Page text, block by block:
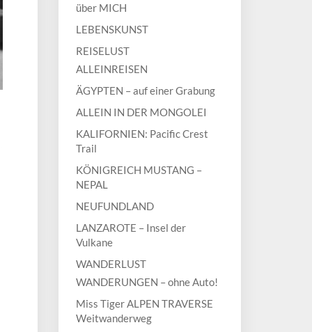
über MICH
LEBENSKUNST
REISELUST
ALLEINREISEN
ÄGYPTEN – auf einer Grabung
ALLEIN IN DER MONGOLEI
KALIFORNIEN: Pacific Crest
Trail
KÖNIGREICH MUSTANG –
NEPAL
NEUFUNDLAND
LANZAROTE – Insel der
Vulkane
WANDERLUST
WANDERUNGEN – ohne Auto!
Miss Tiger ALPEN TRAVERSE
Weitwanderweg